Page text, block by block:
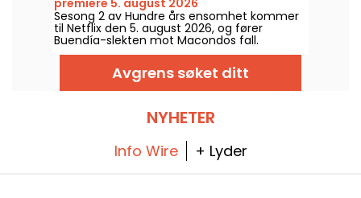
Sesong 2 av Hundre års ensomhet kommer
til Netflix den 5. august 2026, og fører
Buendía-slekten mot Macondos fall.
Avgrens søket ditt
NYHETER
Info Wire + Lyder